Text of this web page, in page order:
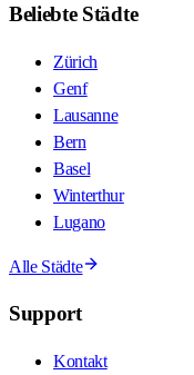
Beliebte Städte
Zürich
Genf
Lausanne
Bern
Basel
Winterthur
Lugano
Alle Städte
Support
Kontakt